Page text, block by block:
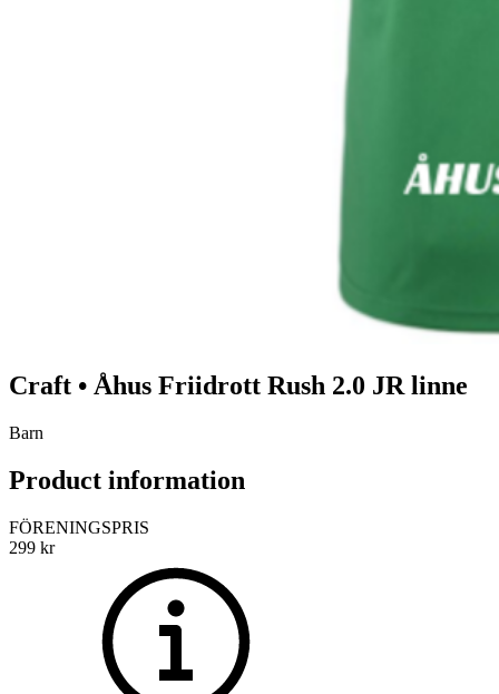
Craft • Åhus Friidrott Rush 2.0 JR linne
Barn
Product information
FÖRENINGSPRIS
299 kr